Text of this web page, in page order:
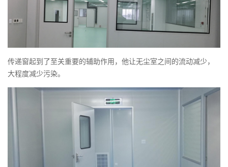
传递窗起到了至关重要的辅助作用，他让无尘室之间的流动减少，
大程度减少污染。